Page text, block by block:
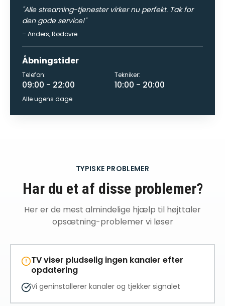
"Alle streaming-tjenester virker nu perfekt. Tak for
den gode service!"
–Anders,Rødovre
Åbningstider
Telefon:
09:00 - 22:00
Tekniker:
10:00 - 20:00
Alle ugens dage
TYPISKE PROBLEMER
Har du et af disse problemer?
Her er de mest almindelige hjælp til højttaler
opsætning-problemer vi løser
TV viser pludselig ingen kanaler efter
opdatering
Vi geninstallerer kanaler og tjekker signalet